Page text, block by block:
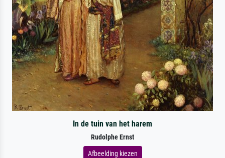
In de tuin van het harem
Rudolphe Ernst
Afbeelding kiezen